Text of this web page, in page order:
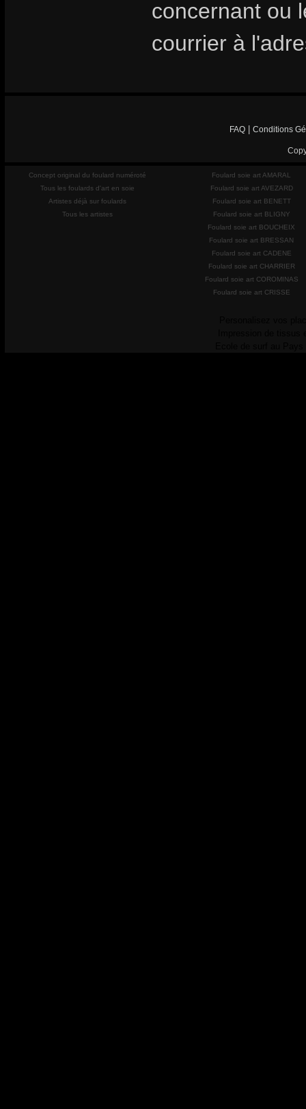
concernant ou
courrier à
FAQ Conditions
Concept original du foulard numéroté
Tous les foulards d'art en soie
Artistes déjà sur foulards
Tous les artistes
Foulard soie art AMARAL
Foulard soie art AVEZARD
Foulard soie art BENETT
Foulard soie art BLIGNY
Foulard soie art BOUCHEIX
Foulard soie art BRESSAN
Foulard soie art CADENE
Foulard soie art CHARRIER
Foulard soie art COROMINAS
Foulard soie art CRISSE